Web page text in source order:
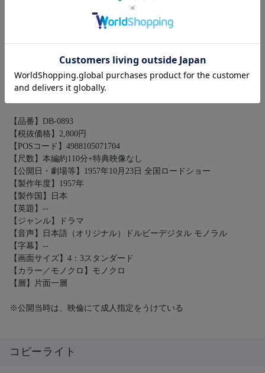
有馬稲子／渡辺文雄／仲代達矢／山田五十鈴／桂木洋子／淡路惠
2016年11月2日リリース
【品番】DB-0893
【税抜価格】2,800円
【POSコード】4988105071704
【尺数】本編約110分+特典映像なし
【公開日・劇場等】1957年10月23日 全国ロードショー
【製作年度】1957年
【製作国】日本
【英題】--
【ジャンル】ドラマ
【音声】日本語（オリジナル）ドルビーデジタル モノラル
【字幕】--
【画面サイズ】4：3スタンダード
【カラー／モノクロ】モノクロ
【層】片面一層
※公開当時は、映倫にて成人指定をうけている
コピーライト